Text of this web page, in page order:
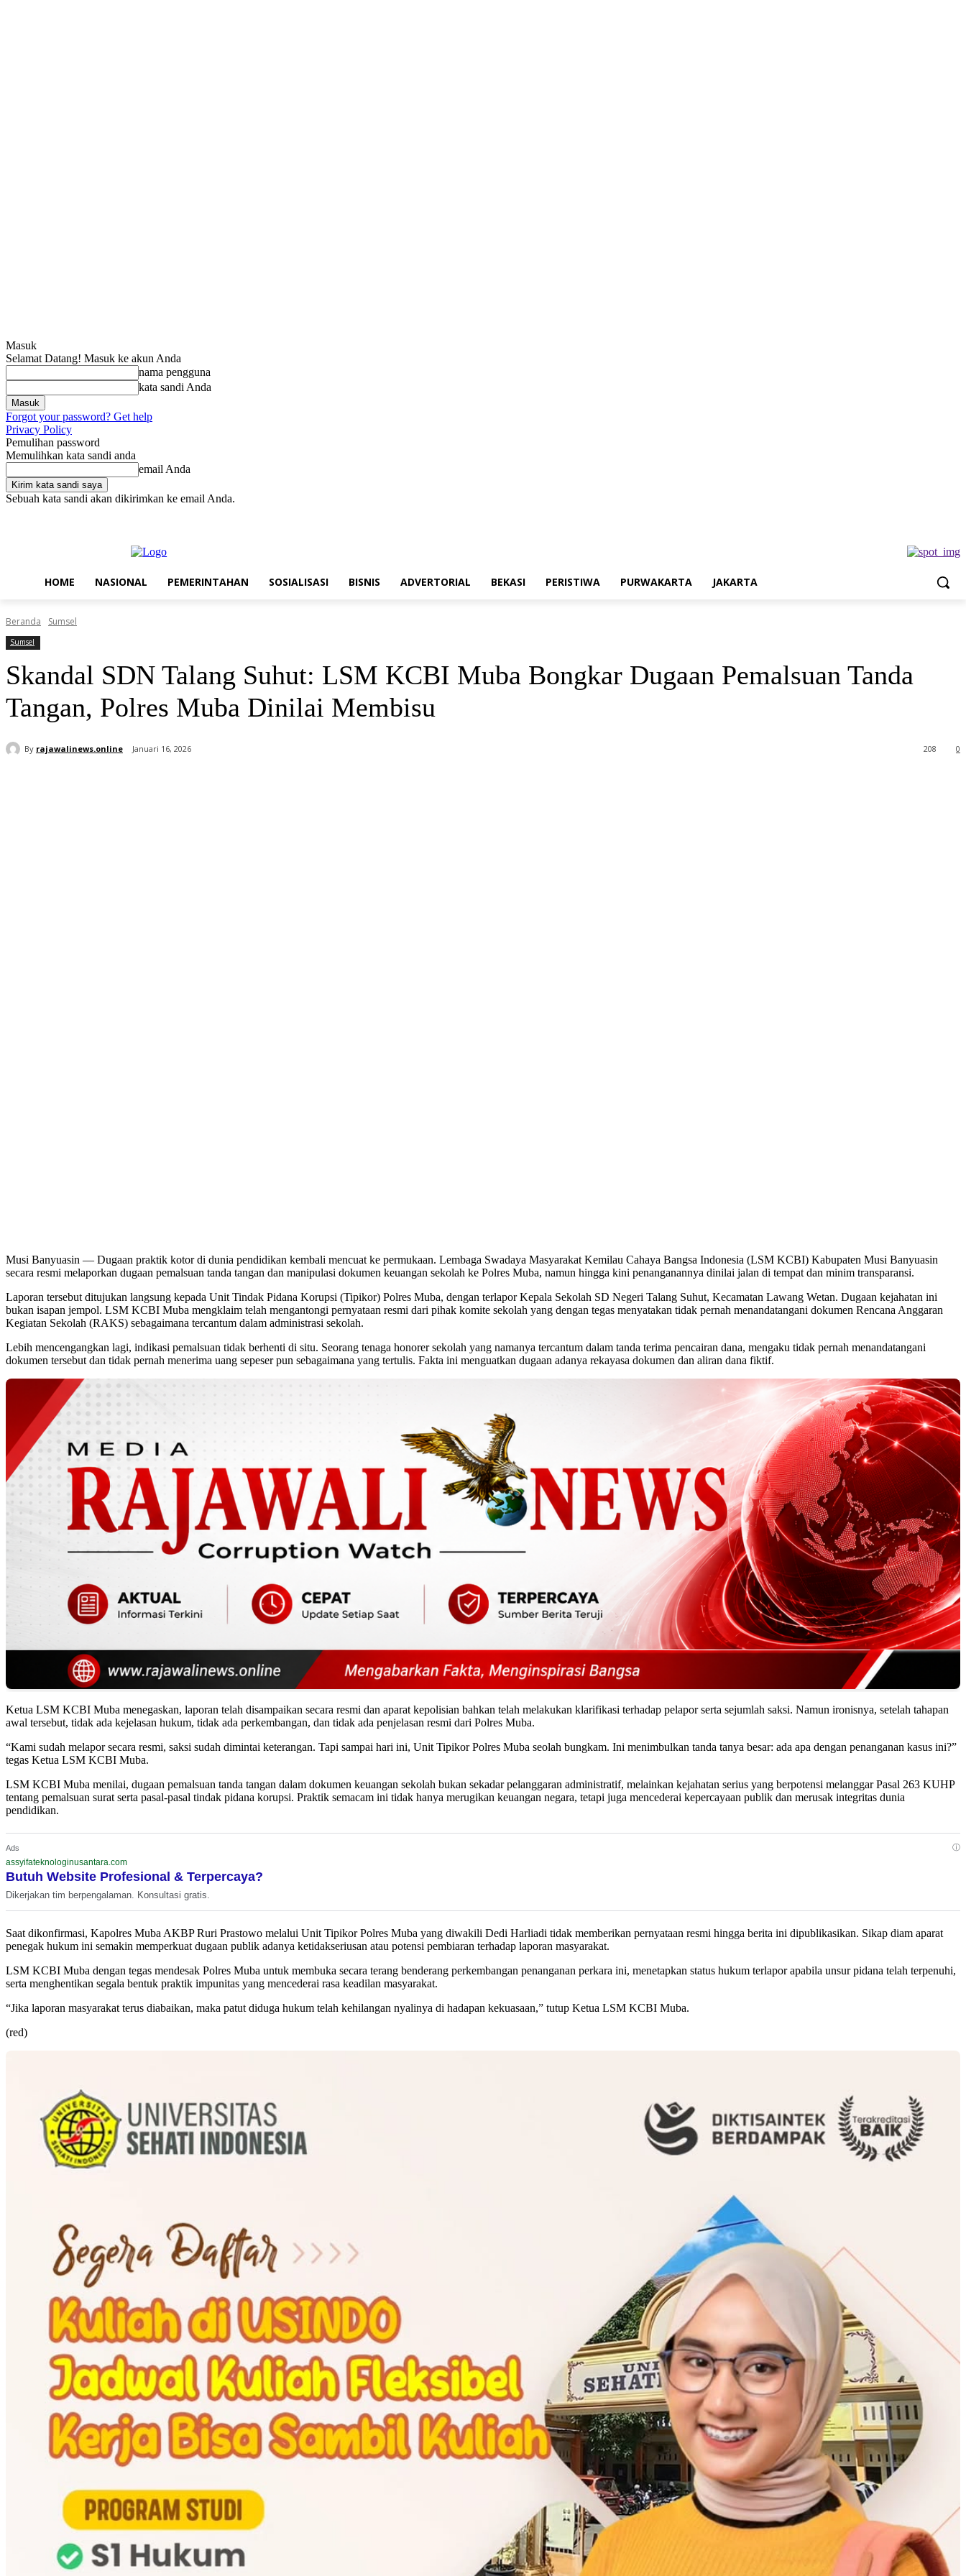
Masuk
Selamat Datang! Masuk ke akun Anda
nama pengguna
kata sandi Anda
Forgot your password? Get help
Privacy Policy
Pemulihan password
Memulihkan kata sandi anda
email Anda
Sebuah kata sandi akan dikirimkan ke email Anda.
HOME NASIONAL PEMERINTAHAN SOSIALISASI BISNIS ADVERTORIAL BEKASI PERISTIWA PURWAKARTA JAKARTA
Beranda Sumsel
Sumsel
Skandal SDN Talang Suhut: LSM KCBI Muba Bongkar Dugaan Pemalsuan Tanda
Tangan, Polres Muba Dinilai Membisu
By rajawalinews.online Januari 16, 2026 0
208
Musi Banyuasin — Dugaan praktik kotor di dunia pendidikan kembali mencuat ke permukaan. Lembaga Swadaya Masyarakat Kemilau Cahaya Bangsa Indonesia (LSM KCBI) Kabupaten Musi Banyuasin
secara resmi melaporkan dugaan pemalsuan tanda tangan dan manipulasi dokumen keuangan sekolah ke Polres Muba, namun hingga kini penanganannya dinilai jalan di tempat dan minim transparansi.
Laporan tersebut ditujukan langsung kepada Unit Tindak Pidana Korupsi (Tipikor) Polres Muba, dengan terlapor Kepala Sekolah SD Negeri Talang Suhut, Kecamatan Lawang Wetan. Dugaan kejahatan ini
bukan isapan jempol. LSM KCBI Muba mengklaim telah mengantongi pernyataan resmi dari pihak komite sekolah yang dengan tegas menyatakan tidak pernah menandatangani dokumen Rencana Anggaran
Kegiatan Sekolah (RAKS) sebagaimana tercantum dalam administrasi sekolah.
Lebih mencengangkan lagi, indikasi pemalsuan tidak berhenti di situ. Seorang tenaga honorer sekolah yang namanya tercantum dalam tanda terima pencairan dana, mengaku tidak pernah menandatangani
dokumen tersebut dan tidak pernah menerima uang sepeser pun sebagaimana yang tertulis. Fakta ini menguatkan dugaan adanya rekayasa dokumen dan aliran dana fiktif.
Ketua LSM KCBI Muba menegaskan, laporan telah disampaikan secara resmi dan aparat kepolisian bahkan telah melakukan klarifikasi terhadap pelapor serta sejumlah saksi. Namun ironisnya, setelah tahapan
awal tersebut, tidak ada kejelasan hukum, tidak ada perkembangan, dan tidak ada penjelasan resmi dari Polres Muba.
“Kami sudah melapor secara resmi, saksi sudah dimintai keterangan. Tapi sampai hari ini, Unit Tipikor Polres Muba seolah bungkam. Ini menimbulkan tanda tanya besar: ada apa dengan penanganan kasus ini?”
tegas Ketua LSM KCBI Muba.
LSM KCBI Muba menilai, dugaan pemalsuan tanda tangan dalam dokumen keuangan sekolah bukan sekadar pelanggaran administratif, melainkan kejahatan serius yang berpotensi melanggar Pasal 263 KUHP
tentang pemalsuan surat serta pasal-pasal tindak pidana korupsi. Praktik semacam ini tidak hanya merugikan keuangan negara, tetapi juga mencederai kepercayaan publik dan merusak integritas dunia
pendidikan.
Ads ⓘ
assyifateknologinusantara.com
Butuh Website Profesional & Terpercaya?
Dikerjakan tim berpengalaman. Konsultasi gratis.
Saat dikonfirmasi, Kapolres Muba AKBP Ruri Prastowo melalui Unit Tipikor Polres Muba yang diwakili Dedi Harliadi tidak memberikan pernyataan resmi hingga berita ini dipublikasikan. Sikap diam aparat
penegak hukum ini semakin memperkuat dugaan publik adanya ketidakseriusan atau potensi pembiaran terhadap laporan masyarakat.
LSM KCBI Muba dengan tegas mendesak Polres Muba untuk membuka secara terang benderang perkembangan penanganan perkara ini, menetapkan status hukum terlapor apabila unsur pidana telah terpenuhi,
serta menghentikan segala bentuk praktik impunitas yang mencederai rasa keadilan masyarakat.
“Jika laporan masyarakat terus diabaikan, maka patut diduga hukum telah kehilangan nyalinya di hadapan kekuasaan,” tutup Ketua LSM KCBI Muba.
(red)